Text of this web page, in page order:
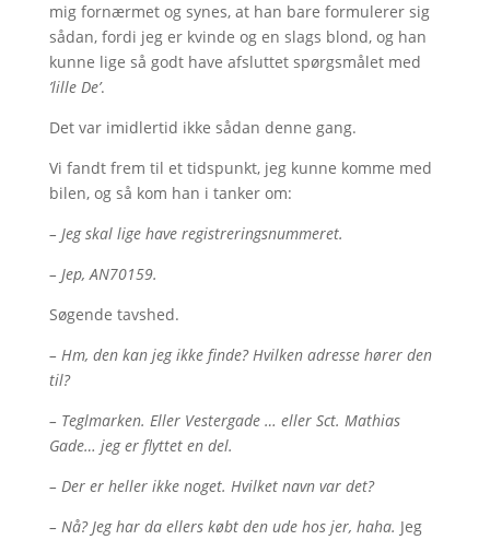
mig fornærmet og synes, at han bare formulerer sig
sådan, fordi jeg er kvinde og en slags blond, og han
kunne lige så godt have afsluttet spørgsmålet med
’lille De’.
Det var imidlertid ikke sådan denne gang.
Vi fandt frem til et tidspunkt, jeg kunne komme med
bilen, og så kom han i tanker om:
– Jeg skal lige have registreringsnummeret.
– Jep, AN70159.
Søgende tavshed.
– Hm, den kan jeg ikke finde? Hvilken adresse hører den
til?
– Teglmarken. Eller Vestergade … eller Sct. Mathias
Gade… jeg er flyttet en del.
– Der er heller ikke noget. Hvilket navn var det?
– Nå? Jeg har da ellers købt den ude hos jer, haha. Jeg